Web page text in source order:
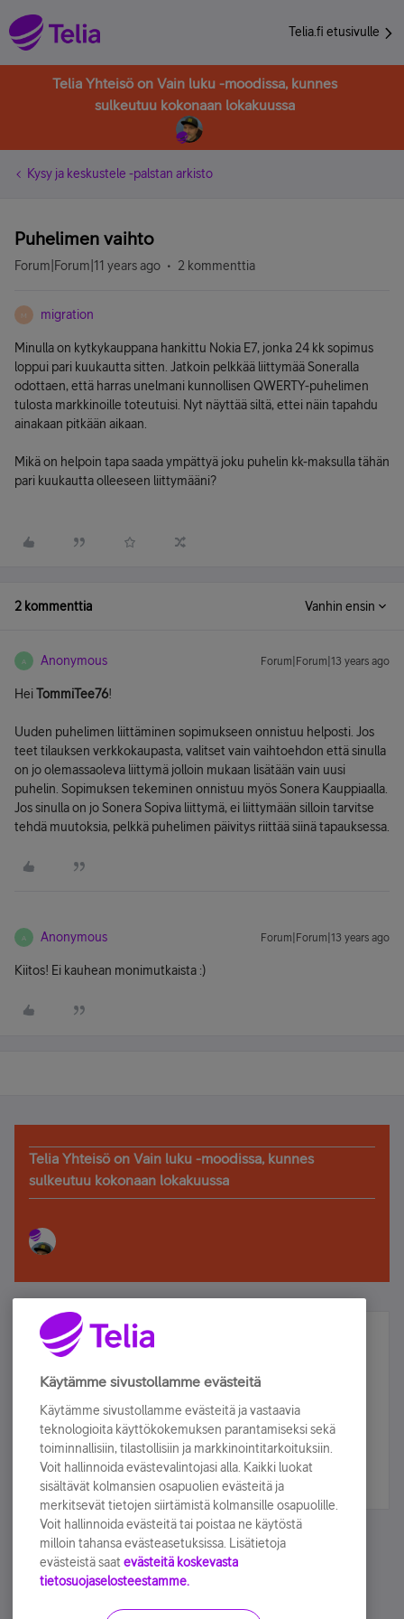
Telia.fi etusivulle
Telia Yhteisö on Vain luku -moodissa, kunnes
sulkeutuu kokonaan lokakuussa
Kysy ja keskustele -palstan arkisto
Puhelimen vaihto
Forum|Forum|11 years ago 2 kommenttia
M migration
Minulla on kytkykauppana hankittu Nokia E7, jonka 24 kk sopimus
loppui pari kuukautta sitten. Jatkoin pelkkää liittymää Soneralla
odottaen, että harras unelmani kunnollisen QWERTY-puhelimen
tulosta markkinoille toteutuisi. Nyt näyttää siltä, ettei näin tapahdu
ainakaan pitkään aikaan.
Mikä on helpoin tapa saada ympättyä joku puhelin kk-maksulla tähän
pari kuukautta olleeseen liittymääni?
2 kommenttia Vanhin ensin
A Anonymous Forum|Forum|13 years ago
HeiTommiTee76!
Uuden puhelimen liittäminen sopimukseen onnistuu helposti. Jos
teet tilauksen verkkokaupasta, valitset vain vaihtoehdon että sinulla
on jo olemassaoleva liittymä jolloin mukaan lisätään vain uusi
puhelin. Sopimuksen tekeminen onnistuu myös Sonera Kauppiaalla.
Jos sinulla on jo Sonera Sopiva liittymä, ei liittymään silloin tarvitse
tehdä muutoksia, pelkkä puhelimen päivitys riittää siinä tapauksessa.
A Anonymous Forum|Forum|13 years ago
Kiitos! Ei kauhean monimutkaista :)
Telia Yhteisö on Vain luku -moodissa, kunnes
sulkeutuu kokonaan lokakuussa
Älä jää paitsi – osallistu ja voita!
Tilaa Telian uutiskirje ja olet mukana arvonnassa.
sähköpostiisi.
Tilaa nyt
Käytämme sivustollamme evästeitä
Käytämme sivustollamme evästeitä ja vastaavia
teknologioita käyttökokemuksen parantamiseksi sekä
toiminnallisiin, tilastollisiin ja markkinointitarkoituksiin.
Voit hallinnoida evästevalintojasi alla. Kaikki luokat
sisältävät kolmansien osapuolien evästeitä ja
merkitsevät tietojen siirtämistä kolmansille osapuolille.
Voit hallinnoida evästeitä tai poistaa ne käytöstä
milloin tahansa evästeasetuksissa. Lisätietoja
evästeistä saat evästeitä koskevasta
tietosuojaselosteestamme.